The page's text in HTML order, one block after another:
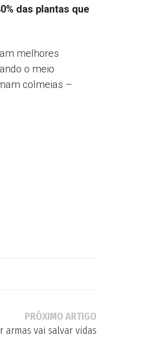
das plantas que
melhores
o meio
colmeias –
PRÓXIMO ARTIGO
armas vai salvar vidas